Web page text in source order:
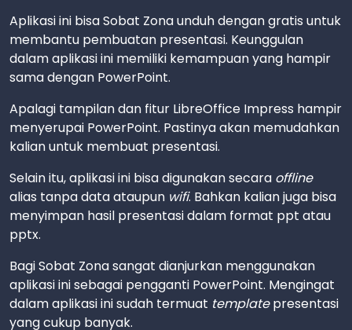
Aplikasi ini bisa Sobat Zona unduh dengan gratis untuk
membantu pembuatan presentasi. Keunggulan
dalam aplikasi ini memiliki kemampuan yang hampir
sama dengan PowerPoint.
Apalagi tampilan dan fitur LibreOffice Impress hampir
menyerupai PowerPoint. Pastinya akan memudahkan
kalian untuk membuat presentasi.
Selain itu, aplikasi ini bisa digunakan secara offline
alias tanpa data ataupun wifi. Bahkan kalian juga bisa
menyimpan hasil presentasi dalam format ppt atau
pptx.
Bagi Sobat Zona sangat dianjurkan menggunakan
aplikasi ini sebagai pengganti PowerPoint. Mengingat
dalam aplikasi ini sudah termuat templatepresentasi
yang cukup banyak.